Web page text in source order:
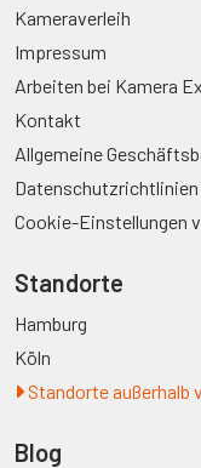
Kameraverleih
Impressum
Arbeiten bei Kamera
Kontakt
Allgemeine
Datenschutzrichtlinien
Cookie-Einstellungen
Standorte
Hamburg
Köln
Standorte außerhalb
Blog